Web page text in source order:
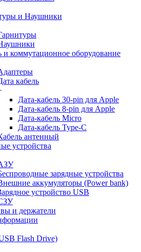
и Наушники
и коммутационное оборудование
кабель
Дата-кабель 30-pin для Apple
Дата-кабель 8-pin для Apple
Дата-кабель Micro
Дата-кабель Type-C
антенный
устройства
зарядные устройства
аккумуляторы (Power bank)
устройство USB
и держатели
Flash Drive)